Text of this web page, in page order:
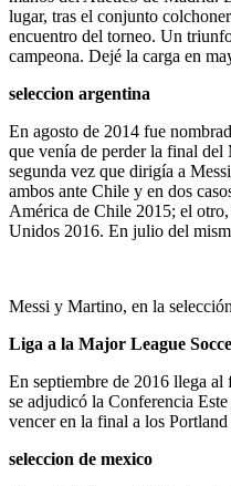
lugar, tras el conjunto
encuentro del torneo. Un
campeona. Dejé la carga en
seleccion argentina
En agosto de 2014 fue
que venía de perder la final
segunda vez que dirigía a
ambos ante Chile y en dos
América de Chile 2015; el
Unidos 2016. En julio del
Messi y Martino, en la
Liga a la Major League
En septiembre de 2016 llega
se adjudicó la Conferencia
vencer en la final a los Portland
seleccion de mexico